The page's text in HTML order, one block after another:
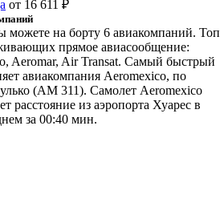
от 16 611 ₽
можете на борту 6 авиакомпаний. Топ
прямое авиасообщение:
Aeromar, Air Transat. Самый быстрый
авиакомпания Aeromexico, по
(AM 311). Самолет Aeromexico
расстояние из аэропорта Хуарес в
за 00:40 мин.